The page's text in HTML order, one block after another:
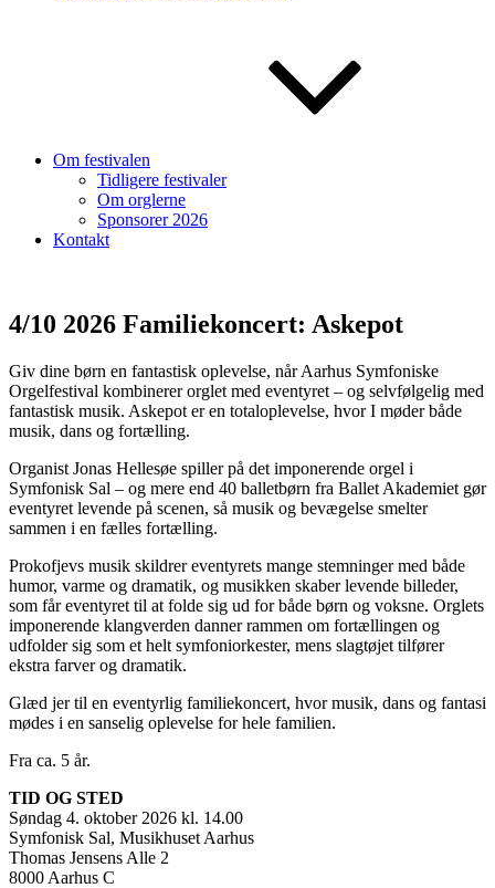
Om festivalen
Tidligere festivaler
Om orglerne
Sponsorer 2026
Kontakt
4/10 2026 Familiekoncert: Askepot
Giv dine børn en fantastisk oplevelse, når Aarhus Symfoniske
Orgelfestival kombinerer orglet med eventyret – og selvfølgelig med
fantastisk musik. Askepot er en totaloplevelse, hvor I møder både
musik, dans og fortælling.
Organist Jonas Hellesøe spiller på det imponerende orgel i
Symfonisk Sal – og mere end 40 balletbørn fra Ballet Akademiet gør
eventyret levende på scenen, så musik og bevægelse smelter
sammen i en fælles fortælling.
Prokofjevs musik skildrer eventyrets mange stemninger med både
humor, varme og dramatik, og musikken skaber levende billeder,
som får eventyret til at folde sig ud for både børn og voksne. Orglets
imponerende klangverden danner rammen om fortællingen og
udfolder sig som et helt symfoniorkester, mens slagtøjet tilfører
ekstra farver og dramatik.
Glæd jer til en eventyrlig familiekoncert, hvor musik, dans og fantasi
mødes i en sanselig oplevelse for hele familien.
Fra ca. 5 år.
TID OG STED
Søndag 4. oktober 2026 kl. 14.00
Symfonisk Sal, Musikhuset Aarhus
Thomas Jensens Alle 2
8000 Aarhus C